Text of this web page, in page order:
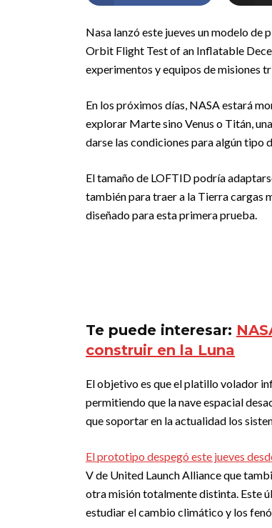
Nasa lanzó este jueves un modelo
Orbit Flight Test of an Inflatable
experimentos y equipos de misiones
En los próximos días, NASA estará
explorar Marte sino Venus o Titán,
darse las condiciones para algún tipo
El tamaño de LOFTID podría
también para traer a la Tierra cargas
diseñado para esta primera prueba.
Te puede interesar:
construir en la Luna
El objetivo es que el platillo volador
permitiendo que la nave espacial
que soportar en la actualidad los
El prototipo despegó este jueves
V de United Launch Alliance que
otra misión totalmente distinta. Este
estudiar el cambio climático y los